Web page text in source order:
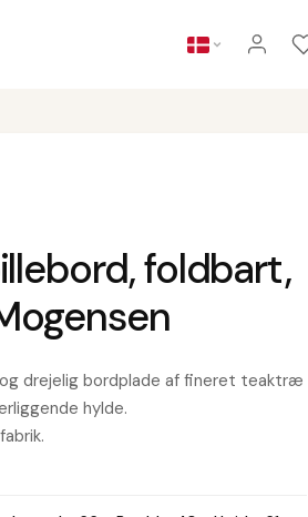
foldbart,
drejelig bordplade af fineret teaktræ
hylde.